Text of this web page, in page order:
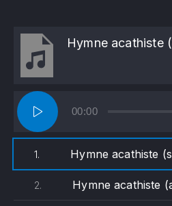
Hymne acathiste
Lecteur
audio
00:00
1. Hymne acathiste
2. Hymne acathiste